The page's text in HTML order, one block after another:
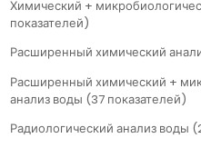
Химический +
показателей)
Расширенный химический
Расширенный химический +
анализ воды (37 показателей)
Радиологический анализ воды